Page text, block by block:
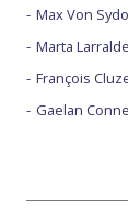
Max Von
Marta Larralde
François
Gaelan